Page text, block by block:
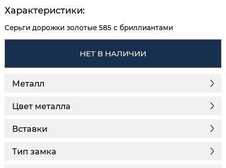
Характеристики:
Серьги дорожки золотые 585 с бриллиантами
НЕТ В НАЛИЧИИ
Металл
Цвет металла
Вставки
Тип замка